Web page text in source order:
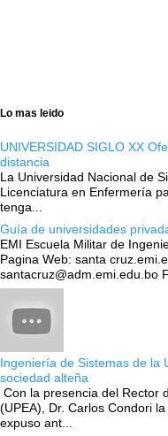
Lo mas leido
UNIVERSIDAD SIGLO XX
distancia
La Universidad Nacional de
Licenciatura en Enfermería
tenga...
Guía de universidades
EMI Escuela Militar de
Pagina Web: santa
santacruz@adm.emi.edu.bo
Ingeniería de Sistemas de la
sociedad alteña
Con la presencia del Rector
(UPEA), Dr. Carlos Condori
expuso ant...